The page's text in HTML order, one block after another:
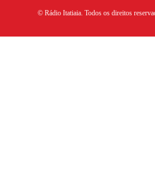
© Rádio Itatiaia. Todos os direitos